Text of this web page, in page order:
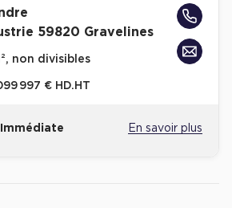
59820 Gravelines
non divisibles
997 € HD.HT
Immédiate En savoir plus